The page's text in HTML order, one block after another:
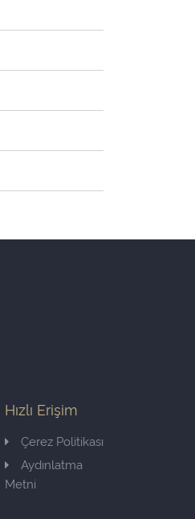
Hızlı Erişim
Çerez Politikası
Aydınlatma
Metni